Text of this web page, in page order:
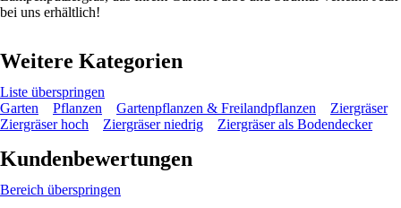
bei uns erhältlich!
Weitere Kategorien
Liste überspringen
Garten
Pflanzen Gartenpflanzen & Freilandpflanzen
Ziergräser
Ziergräser hoch
Ziergräser niedrig Ziergräser als Bodendecker
Kundenbewertungen
Bereich überspringen